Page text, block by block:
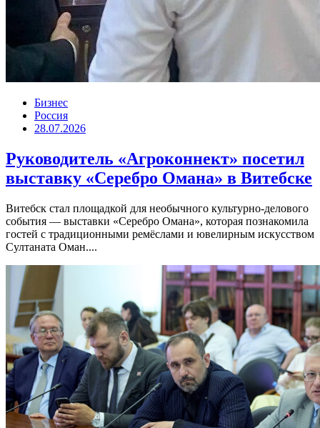
Бизнес
Россия
28.07.2026
Руководитель «Агроконнект» посетил
выставку «Серебро Омана» в Витебске
Витебск стал площадкой для необычного культурно-делового
события — выставки «Серебро Омана», которая познакомила
гостей с традиционными ремёслами и ювелирным искусством
Султаната Оман....